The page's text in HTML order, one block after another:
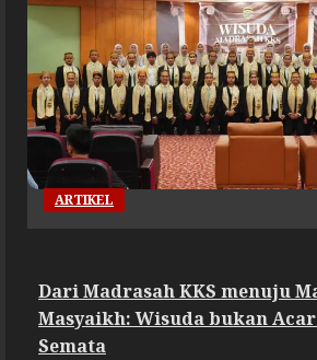
ARTIKEL
Dari Madrasah KKS menuju
Masyaikh: Wisuda bukan
Semata